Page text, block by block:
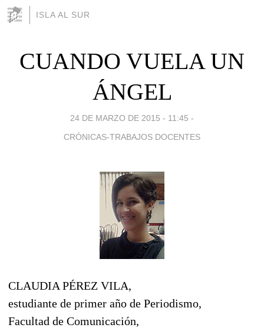
ISLA AL SUR
CUANDO VUELA UN
ÁNGEL
24 DE MARZO DE 2015 - 11:45 -
CRÓNICAS-TRABAJOS DOCENTES
CLAUDIA PÉREZ VILA,
estudiante de primer año de Periodismo,
Facultad de Comunicación,